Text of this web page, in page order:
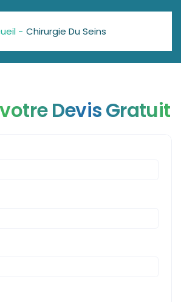
- Chirurgie Du Seins
Devis Gratuit